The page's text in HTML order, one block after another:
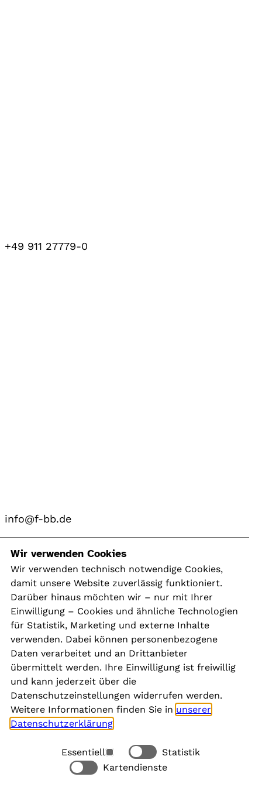
+49 911 27779-0
info@f-bb.de
Navigation
Kontakt
Presse
Aktuelles
Karriere
Newsletter
Social Media
Rechtliches
Wir verwenden Cookies
Wir verwenden technisch notwendige Cookies,
damit unsere Website zuverlässig funktioniert.
Darüber hinaus möchten wir – nur mit Ihrer
Einwilligung – Cookies und ähnliche Technologien
für Statistik, Marketing und externe Inhalte
verwenden. Dabei können personenbezogene
Daten verarbeitet und an Drittanbieter
übermittelt werden. Ihre Einwilligung ist freiwillig
und kann jederzeit über die
Datenschutzeinstellungen widerrufen werden.
Weitere Informationen finden Sie in unserer
Datenschutzerklärung
Essentiell
Statistik
Kartendienste